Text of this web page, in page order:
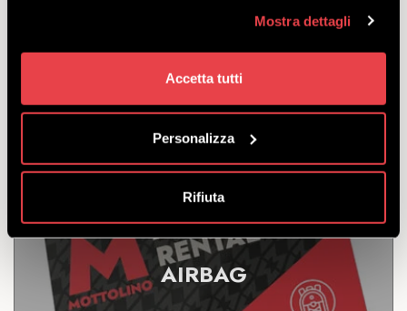
Mostra dettagli
Accetta tutti
Personalizza
Rifiuta
This equipment is a must for ensuring safe off-piste
powder riding.
from€16.00
AIRBAG